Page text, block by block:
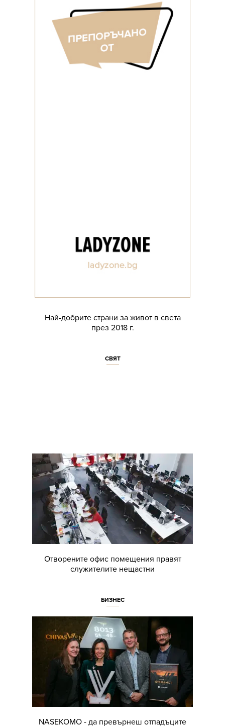
Най-добрите страни за живот в света
през 2018 г.
СВЯТ
Отворените офис помещения правят
служителите нещастни
БИЗНЕС
NASEKOMO - да превърнеш отпадъците